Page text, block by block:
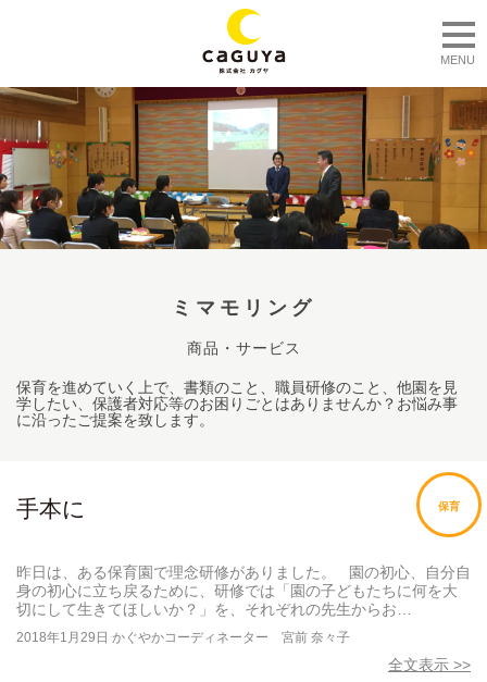
MENU
ミマモリング
商品・サービス
保育を進めていく上で、書類のこと、職員研修のこと、他園を見
学したい、保護者対応等のお困りごとはありませんか？お悩み事
に沿ったご提案を致します。
保育
手本に
昨日は、ある保育園で理念研修がありました。 園の初心、自分自
身の初心に立ち戻るために、研修では「園の子どもたちに何を大
切にして生きてほしいか？」を、それぞれの先生からお…
2018年1月29日 かぐやかコーディネーター 宮前 奈々子
全文表示 >>